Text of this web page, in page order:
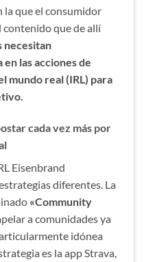
la que el consumidor
contenido que de allí
necesitan
las acciones de
mundo real (IRL) para
cada vez más por
Eisenbrand
diferentes. La
«Community
a comunidades ya
idónea
es la app Strava,